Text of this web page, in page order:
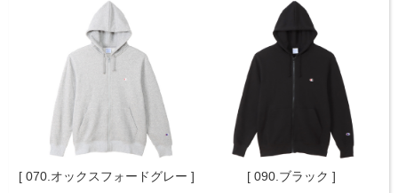
[ 070.オックスフォードグレー ] [ 090.ブラック ]